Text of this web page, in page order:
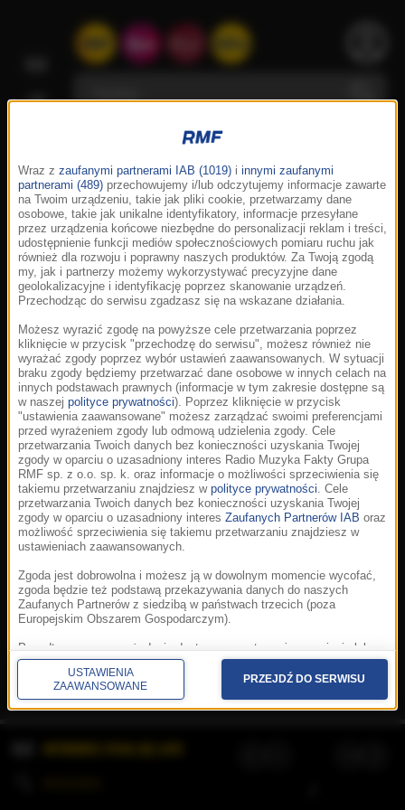
Korzystanie z portalu oznacza akceptację
Prywatność.Aplikacje.© 2026 Radio Muzyka
Fakty Grupa RMF sp. z o.o. sp. k.
Wraz z zaufanymi partnerami IAB (1019) i innymi zaufanymi
partnerami (489) przechowujemy i/lub odczytujemy informacje zawarte
na Twoim urządzeniu, takie jak pliki cookie, przetwarzamy dane
osobowe, takie jak unikalne identyfikatory, informacje przesyłane
przez urządzenia końcowe niezbędne do personalizacji reklam i treści,
udostępnienie funkcji mediów społecznościowych pomiaru ruchu jak
również dla rozwoju i poprawny naszych produktów. Za Twoją zgodą
my, jak i partnerzy możemy wykorzystywać precyzyjne dane
geolokalizacyjne i identyfikację poprzez skanowanie urządzeń.
Przechodząc do serwisu zgadzasz się na wskazane działania.
Możesz wyrazić zgodę na powyższe cele przetwarzania poprzez
kliknięcie w przycisk "przechodzę do serwisu", możesz również nie
wyrażać zgody poprzez wybór ustawień zaawansowanych. W sytuacji
braku zgody będziemy przetwarzać dane osobowe w innych celach na
innych podstawach prawnych (informacje w tym zakresie dostępne są
w naszej polityce prywatności). Poprzez kliknięcie w przycisk
"ustawienia zaawansowane" możesz zarządzać swoimi preferencjami
przed wyrażeniem zgody lub odmową udzielenia zgody. Cele
przetwarzania Twoich danych bez konieczności uzyskania Twojej
zgody w oparciu o uzasadniony interes Radio Muzyka Fakty Grupa
RMF sp. z o.o. sp. k. oraz informacje o możliwości sprzeciwienia się
takiemu przetwarzaniu znajdziesz w polityce prywatności. Cele
przetwarzania Twoich danych bez konieczności uzyskania Twojej
zgody w oparciu o uzasadniony interes Zaufanych Partnerów IAB oraz
możliwość sprzeciwienia się takiemu przetwarzaniu znajdziesz w
ustawieniach zaawansowanych.
Zgoda jest dobrowolna i możesz ją w dowolnym momencie wycofać,
zgoda będzie też podstawą przekazywania danych do naszych
Zaufanych Partnerów z siedzibą w państwach trzecich (poza
Europejskim Obszarem Gospodarczym).
Ponadto masz prawo żądania dostępu, sprostowania, usunięcia lub
ograniczenia przetwarzania danych, a także złożenia skargi do
Prezesa Urzędu Ochrony Danych Osobowych. W polityce prywatności
znajdziesz informacje jak wykonać swoje prawa. Szczegółowe
informacje na temat przetwarzania Twoich danych znajdują się w
USTAWIENIA
ZAAWANSOWANE
PRZEJDŹ DO SERWISU